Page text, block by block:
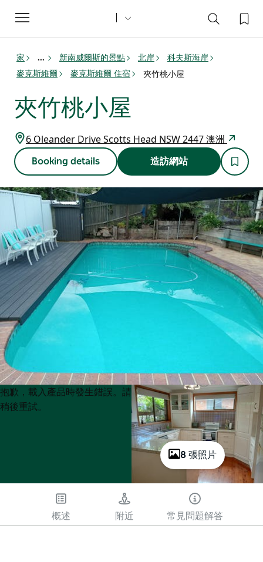
Toggle
navigation
家 ... 新南威爾斯的景點 北岸
科夫斯海岸
麥克斯維爾
麥克斯維爾 住宿 夾竹桃小屋
夾竹桃小屋
6 Oleander Drive Scotts Head NSW 2447 澳洲
Booking details 造訪網站
8 張照片
Product
List
Product
List
抱歉，載入產品時發生錯誤。請
稍後重試。
概述 附近 常見問題解答